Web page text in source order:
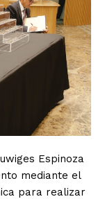
Espinoza
mediante el
para realizar